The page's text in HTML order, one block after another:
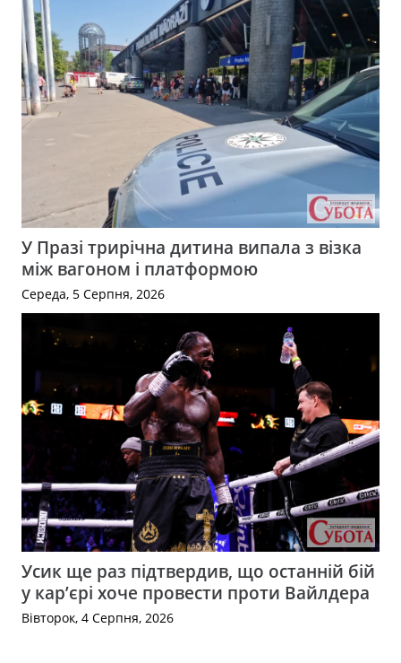
У Празі трирічна дитина випала з візка
між вагоном і платформою
Середа, 5 Серпня, 2026
Усик ще раз підтвердив, що останній бій
у кар’єрі хоче провести проти Вайлдера
Вівторок, 4 Серпня, 2026